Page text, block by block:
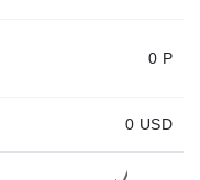
0 P
0 USD